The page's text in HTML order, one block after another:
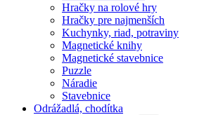
Hračky na rolové hry
Hračky pre najmenších
Kuchynky, riad, potraviny
Magnetické knihy
Magnetické stavebnice
Puzzle
Náradie
Stavebnice
Odrážadlá, chodítka